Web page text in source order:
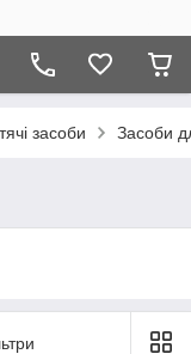
засоби Засоби